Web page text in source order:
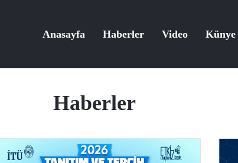
Anasayfa Haberler Video Künye
Haberler